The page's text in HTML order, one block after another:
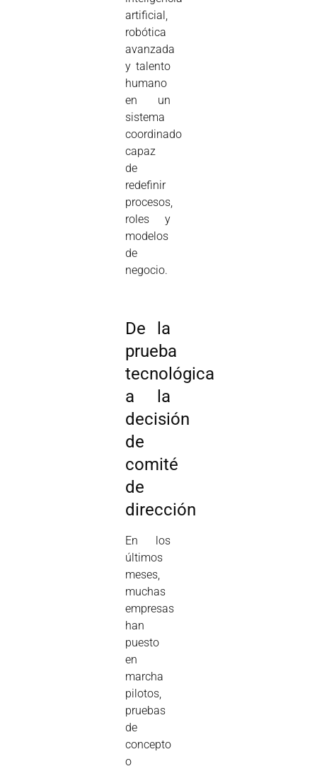
artificial,
robótica
avanzada
y talento
humano
en un
sistema
coordinado
capaz
de
redefinir
procesos,
roles y
modelos
de
negocio.
De la
prueba
tecnológica
a la
decisión
de
comité
de
dirección
En los
últimos
meses,
muchas
empresas
han
puesto
en
marcha
pilotos,
pruebas
de
concepto
o